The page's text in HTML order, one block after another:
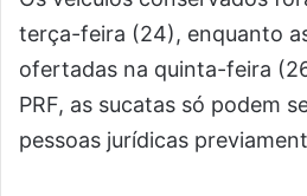
terça-feira (24), enquanto
ofertadas na quinta-feira
PRF, as sucatas só podem
pessoas jurídicas